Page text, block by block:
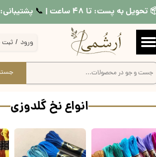
تحویل به پست: تا ۴۸ ساعت | 📞​​​​​​​ پشتیبانی: ۰۹۹۳۱۷۷۴۴۹۲
ورود / ثبت
حساب کاربری من
تغییر گذر واژه
سفارشات
انواع نخ گلدوزی